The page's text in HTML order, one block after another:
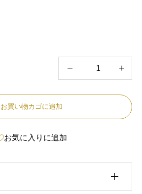
お買い物カゴに追加
お気に入りに追加